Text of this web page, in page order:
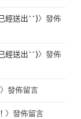
經送出^^)〉發佈
經送出^^)〉發佈
〉發佈留言
〉發佈留言